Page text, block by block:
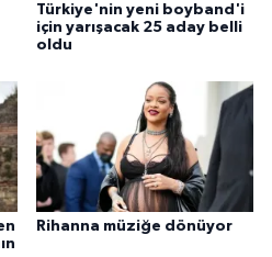
Türkiye'nin yeni boyband'i
için yarışacak 25 aday belli
oldu
Rihanna müziğe dönüyor